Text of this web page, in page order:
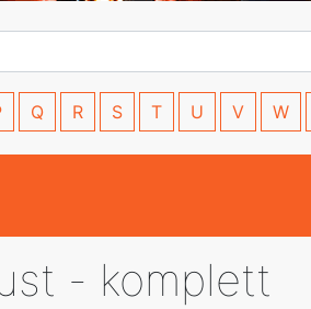
Q R S T U V W
- komplett